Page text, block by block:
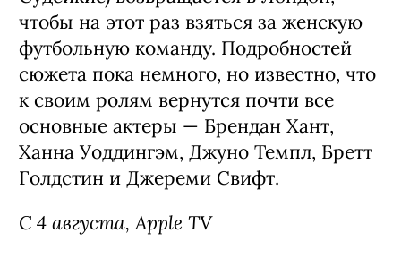
чтобы на этот раз взяться за женскую
футбольную команду. Подробностей
сюжета пока немного, но известно, что
к своим ролям вернутся почти все
основные актеры — Брендан Хант,
Ханна Уоддингэм, Джуно Темпл, Бретт
Голдстин и Джереми Свифт.
С 4 августа, Apple TV